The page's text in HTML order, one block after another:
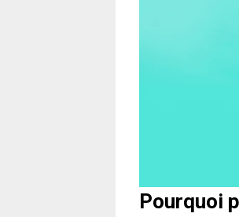
Pourquoi